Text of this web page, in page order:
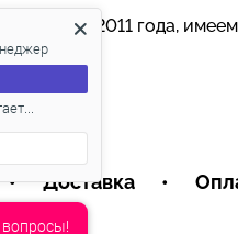
с 2011 года,
• Доставка •